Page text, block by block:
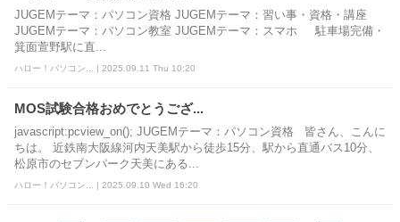
JUGEMテーマ：パソコン資格 JUGEMテーマ：習い事・資格・講座
JUGEMテーマ：パソコン教室 JUGEMテーマ：スマホ 駐車場完備・
箕面萱野駅に直...
ハロー！パソコン... | 2025.09.11 Thu 10:20
MOS試験合格おめでとうござ...
javascript:pcview_on(); JUGEMテーマ：パソコン資格 皆さん、こんに
ちは。 近鉄南大阪線河内天美駅から徒歩15分、駅から直通バス10分、
松原市のセブンパーク天美にある...
ハロー！パソコン... | 2025.09.10 Wed 16:20